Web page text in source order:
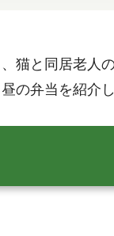
猫と同居老人の
の弁当を紹介し